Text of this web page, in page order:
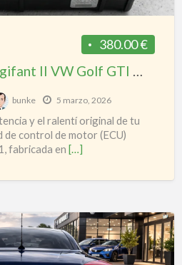
380.00 €
Centralita ECU Digifant II VW Golf GTI MK2 / Audi – 037906022BC – Original
bunke 5 marzo, 2026
y el ralentí original de tu
de control de motor (ECU)
fabricada en […]